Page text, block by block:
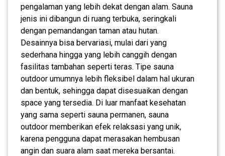
pengalaman yang lebih dekat dengan alam. Sauna
jenis ini dibangun di ruang terbuka, seringkali
dengan pemandangan taman atau hutan.
Desainnya bisa bervariasi, mulai dari yang
sederhana hingga yang lebih canggih dengan
fasilitas tambahan seperti teras. Tipe sauna
outdoor umumnya lebih fleksibel dalam hal ukuran
dan bentuk, sehingga dapat disesuaikan dengan
space yang tersedia. Di luar manfaat kesehatan
yang sama seperti sauna permanen, sauna
outdoor memberikan efek relaksasi yang unik,
karena pengguna dapat merasakan hembusan
angin dan suara alam saat mereka bersantai.